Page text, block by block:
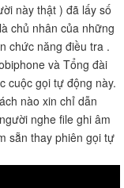
này thật ) đã lấy số
chủ nhân của những
chức năng điều tra .
và Tổng đài
cuộc gọi tự động này.
nào xin chỉ dẫn
nghe file ghi âm
sẵn thay phiên gọi tự